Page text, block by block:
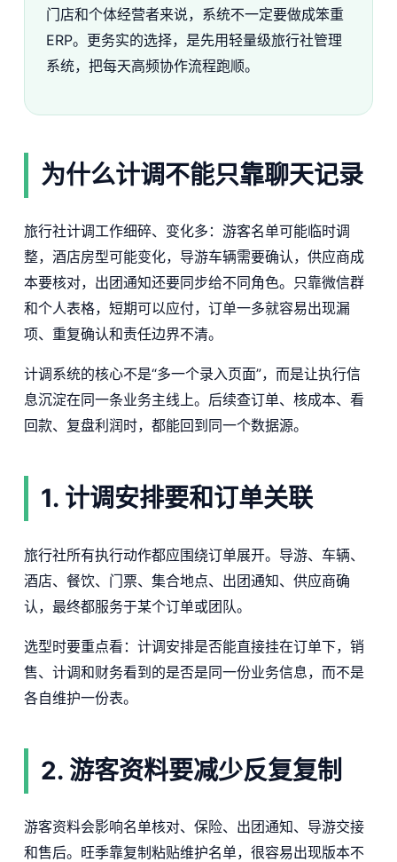
门店和个体经营者来说，系统不一定要做成笨重
ERP。更务实的选择，是先用轻量级旅行社管理
系统，把每天高频协作流程跑顺。
为什么计调不能只靠聊天记录
旅行社计调工作细碎、变化多：游客名单可能临时调
整，酒店房型可能变化，导游车辆需要确认，供应商成
本要核对，出团通知还要同步给不同角色。只靠微信群
和个人表格，短期可以应付，订单一多就容易出现漏
项、重复确认和责任边界不清。
计调系统的核心不是“多一个录入页面”，而是让执行信
息沉淀在同一条业务主线上。后续查订单、核成本、看
回款、复盘利润时，都能回到同一个数据源。
1. 计调安排要和订单关联
旅行社所有执行动作都应围绕订单展开。导游、车辆、
酒店、餐饮、门票、集合地点、出团通知、供应商确
认，最终都服务于某个订单或团队。
选型时要重点看：计调安排是否能直接挂在订单下，销
售、计调和财务看到的是否是同一份业务信息，而不是
各自维护一份表。
2. 游客资料要减少反复复制
游客资料会影响名单核对、保险、出团通知、导游交接
和售后。旺季靠复制粘贴维护名单，很容易出现版本不